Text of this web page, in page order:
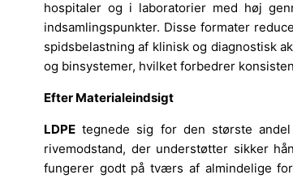
hospitaler og i laboratorier med høj
indsamlingspunkter. Disse formater
spidsbelastning af klinisk og diagnostisk
og binsystemer, hvilket forbedrer
Efter Materialeindsigt
LDPE tegnede sig for den største
rivemodstand, der understøtter sikker
fungerer godt på tværs af almindelige